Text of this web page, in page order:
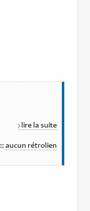
lire la suite
:: aucun rétrolien